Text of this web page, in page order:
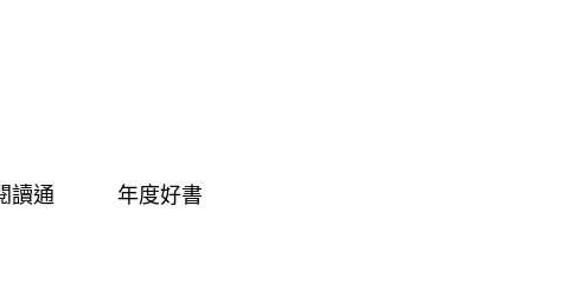
讀通 年度好書